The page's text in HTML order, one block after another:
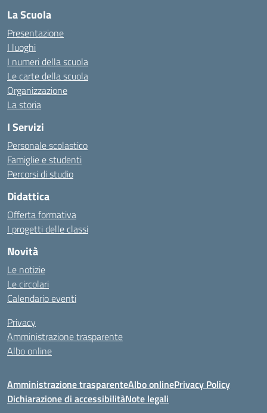
La Scuola
Presentazione
I luoghi
I numeri della scuola
Le carte della scuola
Organizzazione
La storia
I Servizi
Personale scolastico
Famiglie e studenti
Percorsi di studio
Didattica
Offerta formativa
I progetti delle classi
Novità
Le notizie
Le circolari
Calendario eventi
Privacy
Amministrazione trasparente
Albo online
Amministrazione trasparenteAlbo onlinePrivacy Policy
Dichiarazione di accessibilitàNote legali